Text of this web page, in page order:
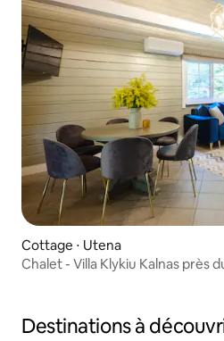
Cottage ⋅ Utena
Chalet - Villa Klykiu Kalnas près
Destinations à